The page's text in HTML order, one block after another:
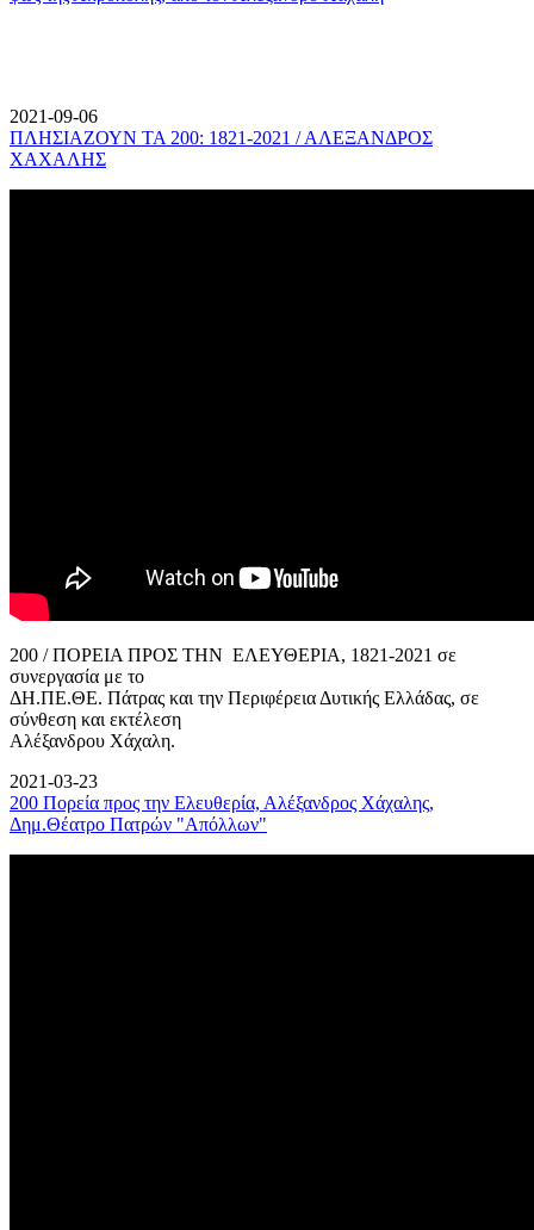
2021-09-06
ΠΛΗΣΙΑΖΟΥΝ ΤΑ 200: 1821-2021 / ΑΛΕΞΑΝΔΡΟΣ
ΧΑΧΑΛΗΣ
200 / ΠΟΡΕΙΑ ΠΡΟΣ ΤΗΝ ΕΛΕΥΘΕΡΙΑ, 1821-2021 σε
συνεργασία με το
ΔΗ.ΠΕ.ΘΕ. Πάτρας και την Περιφέρεια Δυτικής Ελλάδας, σε
σύνθεση και εκτέλεση
Αλέξανδρου Χάχαλη.
2021-03-23
200 Πορεία προς την Ελευθερία, Αλέξανδρος Χάχαλης,
Δημ.Θέατρο Πατρών "Απόλλων"